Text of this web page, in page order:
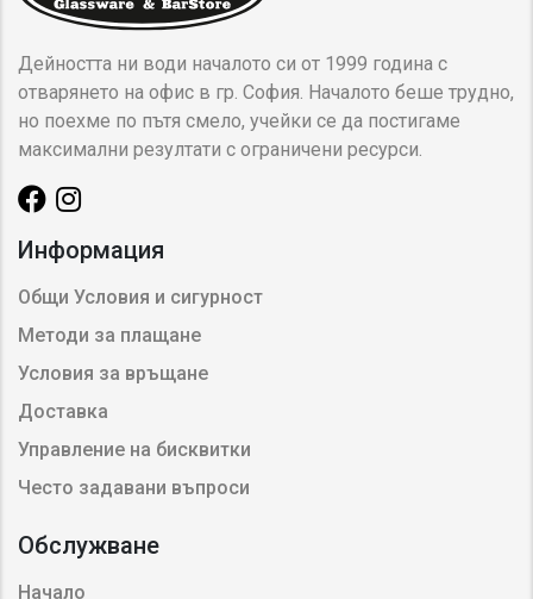
Дейността ни води началото си от 1999 година с
отварянето на офис в гр. София. Началото беше трудно,
но поехме по пътя смело, учейки се да постигаме
максимални резултати с ограничени ресурси.
Информация
Общи Условия и сигурност
Методи за плащане
Условия за връщане
Доставка
Управление на бисквитки
Често задавани въпроси
Обслужване
Начало